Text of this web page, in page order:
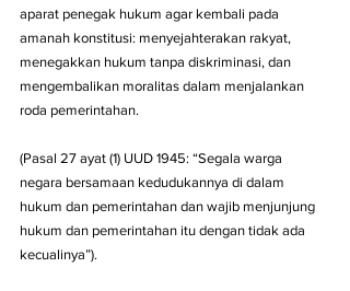
aparat penegak hukum agar kembali pada
amanah konstitusi: menyejahterakan rakyat,
menegakkan hukum tanpa diskriminasi, dan
mengembalikan moralitas dalam menjalankan
roda pemerintahan.
(Pasal 27 ayat (1) UUD 1945: “Segala warga
negara bersamaan kedudukannya di dalam
hukum dan pemerintahan dan wajib menjunjung
hukum dan pemerintahan itu dengan tidak ada
kecualinya”).